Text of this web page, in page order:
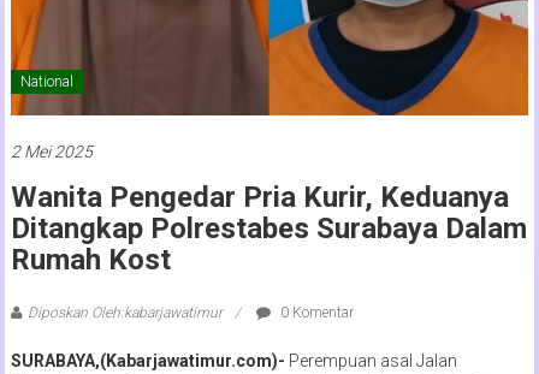
National
2 Mei 2025
Wanita Pengedar Pria Kurir, Keduanya
Ditangkap Polrestabes Surabaya Dalam
Rumah Kost
Diposkan Oleh:kabarjawatimur 0 Komentar
SURABAYA,(Kabarjawatimur.com)- Perempuan asal Jalan